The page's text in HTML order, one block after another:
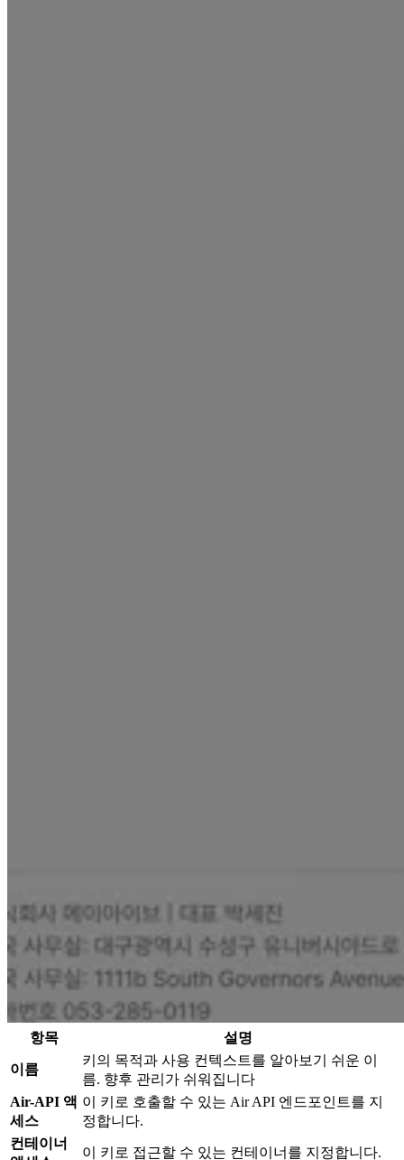
항목 설명
이름
키의 목적과 사용 컨텍스트를 알아보기 쉬운 이
름. 향후 관리가 쉬워집니다
Air-API 액
세스
이 키로 호출할 수 있는 Air API 엔드포인트를 지
정합니다.
컨테이너
이 키로 접근할 수 있는 컨테이너를 지정합니다.